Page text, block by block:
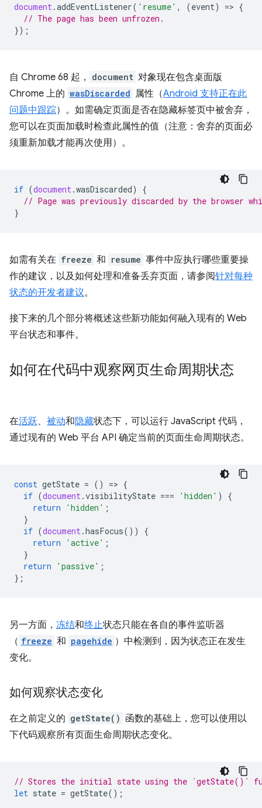
document .addEventListener( 'resume' , (event) => {
// The page has been unfrozen.
});
自 Chrome 68 起， document 对象现在包含桌面版
Chrome 上的 wasDiscarded 属性（Android 支持正在此
问题中跟踪）。如需确定页面是否在隐藏标签页中被舍弃，
您可以在页面加载时检查此属性的值（注意：舍弃的页面必
须重新加载才能再次使用）。
if (document .wasDiscarded)
{
// Page was previously discarded by the browser
}
如需有关在 freeze 和 resume 事件中应执行哪些重要操
作的建议，以及如何处理和准备丢弃页面，请参阅针对每种
状态的开发者建议。
接下来的几个部分将概述这些新功能如何融入现有的 Web
平台状态和事件。
如何在代码中观察网页生命周期状态
在活跃、 被动和隐藏状态下，可以运行 JavaScript 代码，
通过现有的 Web 平台 API 确定当前的页面生命周期状态。
const getState = () => {
if (document .visibilityState === 'hidden' )
{
return
'hidden' ;
}
if (document .hasFocus())
{
return
'active' ;
}
return
'passive' ;
};
另一方面， 冻结和终止状态只能在各自的事件监听器
（ freeze 和 pagehide ）中检测到，因为状态正在发生
变化。
如何观察状态变化
在之前定义的 getState() 函数的基础上，您可以使用以
下代码观察所有页面生命周期状态变化。
// Stores the initial state using the `getState()`
let state = getState();